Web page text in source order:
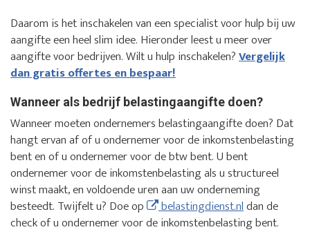
Daarom is het inschakelen van een specialist voor hulp bij uw
aangifte een heel slim idee. Hieronder leest u meer over
aangifte voor bedrijven. Wilt u hulp inschakelen?Vergelijk
dan gratis offertes en bespaar!
Wanneer als bedrijf belastingaangifte doen?
Wanneer moeten ondernemers belastingaangifte doen? Dat
hangt ervan af of u ondernemer voor de inkomstenbelasting
bent en of u ondernemer voor de btw bent. U bent
ondernemer voor de inkomstenbelasting als u structureel
winst maakt, en voldoende uren aan uw onderneming
besteedt. Twijfelt u? Doe op
belastingdienst.nldan de
check of u ondernemer voor de inkomstenbelasting bent.